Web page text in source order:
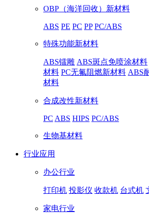
OBP（海洋回收）新材料
ABS PE PC PP PC/ABS
特殊功能新材料
ABS镭雕 ABS斑点免喷涂材料
材料 PC无氟阻燃新材料 ABS
材料
合成改性新材料
PC ABS HIPS PC/ABS
生物基材料
行业应用
办公行业
打印机 投影仪 收款机 台式机
家电行业